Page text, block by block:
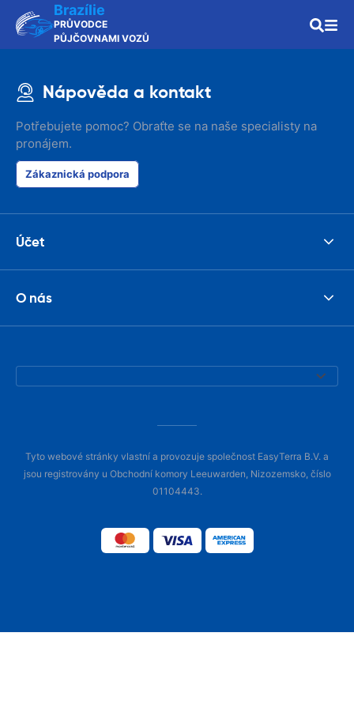
Brazílie
PRŮVODCE
PŮJČOVNAMI VOZŮ
Nápověda a kontakt
Potřebujete pomoc? Obraťte se na naše specialisty na
pronájem.
Zákaznická podpora
Účet
O nás
Tyto webové stránky vlastní a provozuje společnost EasyTerra B.V. a
jsou registrovány u Obchodní komory Leeuwarden, Nizozemsko, číslo
01104443.